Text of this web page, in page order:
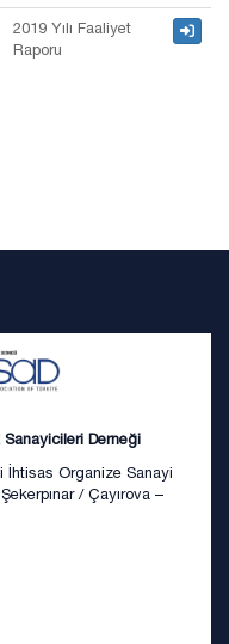
2019 Yılı Faaliyet
Raporu
Sanayicileri Derneği
İhtisas Organize Sanayi
/ Çayırova –